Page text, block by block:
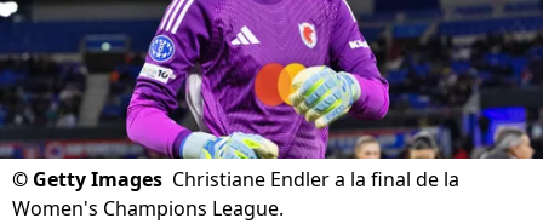
© Getty Images Christiane Endler a la final de la
Women's Champions League.